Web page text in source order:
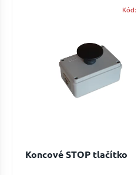
Koncové STOP tlačítko
Kód: